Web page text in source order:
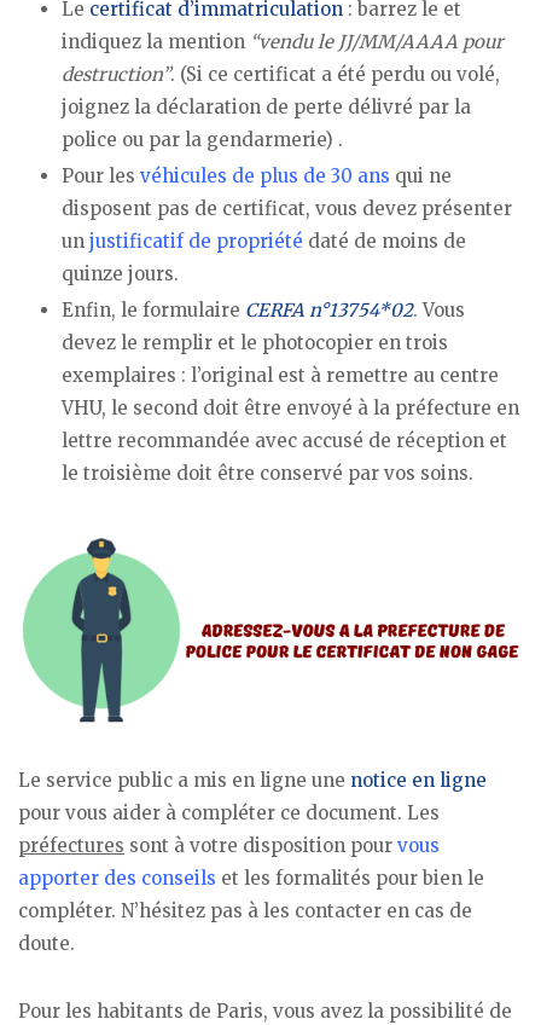
Le certificat d’immatriculation : barrez le et
indiquez la mention “vendu le JJ/MM/AAAA pour
destruction”. (Si ce certificat a été perdu ou volé,
joignez la déclaration de perte délivré par la
police ou par la gendarmerie) .
Pour les véhicules de plus de 30 ans qui ne
disposent pas de certificat, vous devez présenter
un justificatif de propriété daté de moins de
quinze jours.
Enfin, le formulaire CERFA n°13754*02. Vous
devez le remplir et le photocopier en trois
exemplaires : l’original est à remettre au centre
VHU, le second doit être envoyé à la préfecture en
lettre recommandée avec accusé de réception et
le troisième doit être conservé par vos soins.
Le service public a mis en ligne une notice en ligne
pour vous aider à compléter ce document. Les
préfectures sont à votre disposition pour vous
apporter des conseils et les formalités pour bien le
compléter. N’hésitez pas à les contacter en cas de
doute.
Pour les habitants de Paris, vous avez la possibilité de